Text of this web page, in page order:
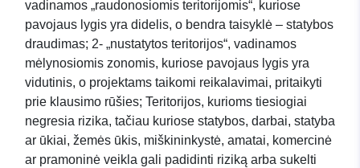
vadinamos „raudonosiomis teritorijomis“, kuriose
pavojaus lygis yra didelis, o bendra taisyklė – statybos
draudimas; 2- „nustatytos teritorijos“, vadinamos
mėlynosiomis zonomis, kuriose pavojaus lygis yra
vidutinis, o projektams taikomi reikalavimai, pritaikyti
prie klausimo rūšies; Teritorijos, kurioms tiesiogiai
negresia rizika, tačiau kuriose statybos, darbai, statyba
ar ūkiai, žemės ūkis, miškininkystė, amatai, komercinė
ar pramoninė veikla gali padidinti riziką arba sukelti